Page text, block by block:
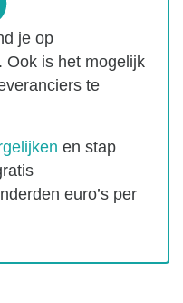
je op
Ook is het mogelijk
te
en stap
euro’s per